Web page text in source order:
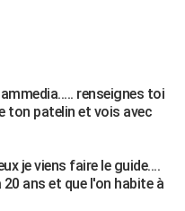
renseignes toi
ton patelin et vois avec
je viens faire le guide....
ans et que l'on habite à